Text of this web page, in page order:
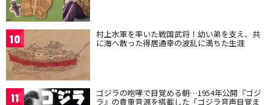
10 村上水軍を率いた戦国武将！幼い弟を支え、共
に海へ散った得居通幸の波乱に満ちた生涯
11 ゴジラの咆哮で目覚める朝…1954年公開『ゴジ
ラ』の貴重音源を搭載した「ゴジラ音声目覚ま